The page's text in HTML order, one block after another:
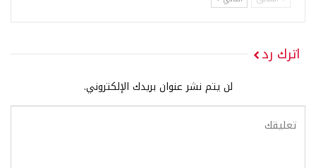
اترك رد
لن يتم نشر عنوان بريدك الإلكتروني.